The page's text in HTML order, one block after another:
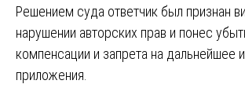
Решением суда ответчик был признан
нарушении авторских прав и понес
компенсации и запрета на дальнейшее
приложения.